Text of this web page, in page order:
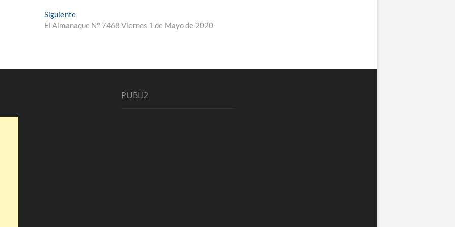
SiguienteEntrada
siguiente:
El Almanaque Nº 7468 Viernes 1 de Mayo de 2020
PUBLI2